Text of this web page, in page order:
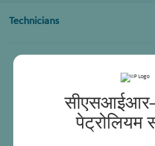
पेट्रोलियम
Technicians
Mr. Mohan Singh
Mr. Pradeep Pundir
Ram Kishore Mourya
Sandeep Kumar Chauhan